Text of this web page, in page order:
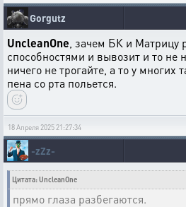
Gorgutz
UncleanOne , зачем БК и Матрицу
способностями и вывозит и то не
ничего не трогайте, а то у многих
пена со рта польется.
18 Апреля 2025 21:27:34
-zZz-
Цитата: UncleanOne
прямо глаза разбегаются.